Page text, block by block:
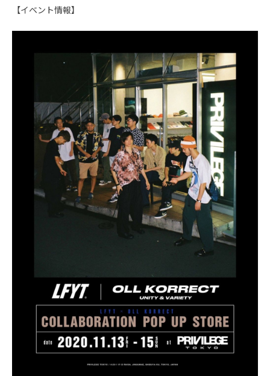
【イベント情報】